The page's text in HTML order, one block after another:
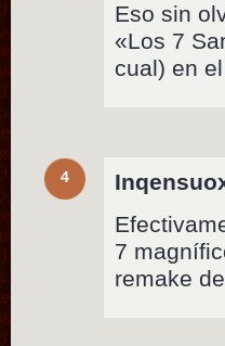
Eso sin
«Los 7
cual) en
4
7
remake